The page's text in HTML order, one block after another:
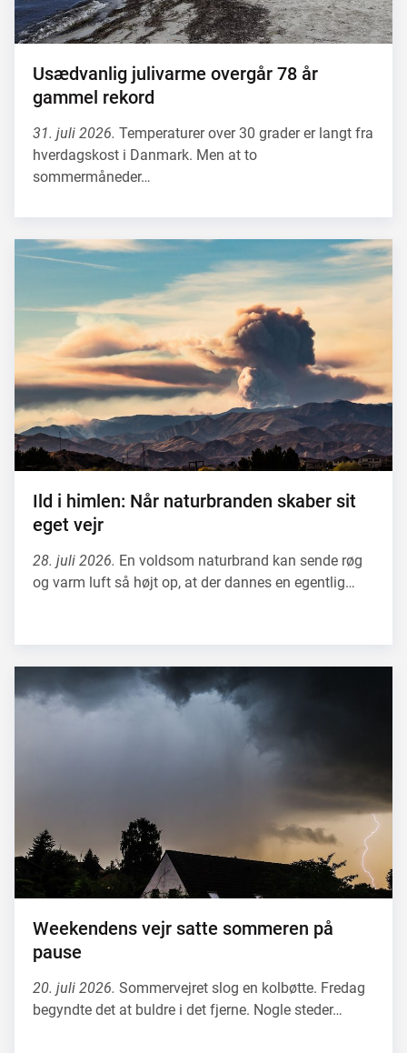
Usædvanlig julivarme overgår 78 år
gammel rekord
31. juli 2026. Temperaturer over 30 grader er langt fra
hverdagskost i Danmark. Men at to
sommermåneder…
Ild i himlen: Når naturbranden skaber sit
eget vejr
28. juli 2026. En voldsom naturbrand kan sende røg
og varm luft så højt op, at der dannes en egentlig…
Weekendens vejr satte sommeren på
pause
20. juli 2026. Sommervejret slog en kolbøtte. Fredag
begyndte det at buldre i det fjerne. Nogle steder…